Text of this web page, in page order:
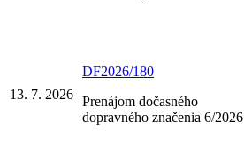
13. 7. 2026
DF2026/180
Prenájom dočasného
dopravného značenia 6/2026